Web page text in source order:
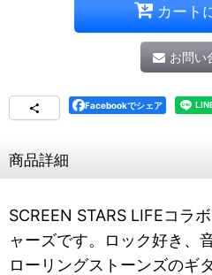
カート
お問い
Facebookでシェア
商品詳細
SCREEN STARS LIFEコ
ャーズです。ロック好き、
ローリングストーンズのギ